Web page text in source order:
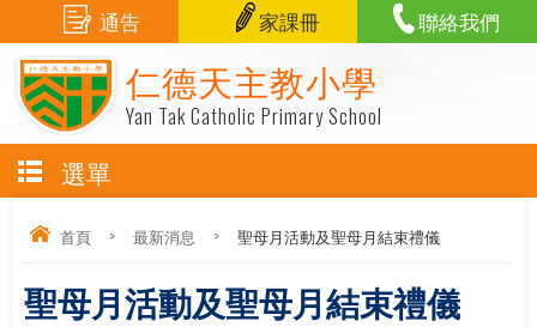
仁德天主教小學
Yan Tak Catholic Primary School
通告 家課冊 聯絡我們
選單
首頁 > 最新消息 > 聖母月活動及聖母月結束禮儀
聖母月活動及聖母月結束禮儀